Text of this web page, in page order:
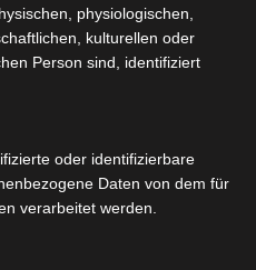
(Google Ireland Limited,
Dublin, D04 E5W5, Ireland)
Zustimmung. Es werden seitens
Daten erhoben,
Daten genau entnehmen
✓ Erlauben
physiologischen,
kulturellen oder
Person sind, identifiziert
oder identifizierbare
Daten von dem für
verarbeitet werden.